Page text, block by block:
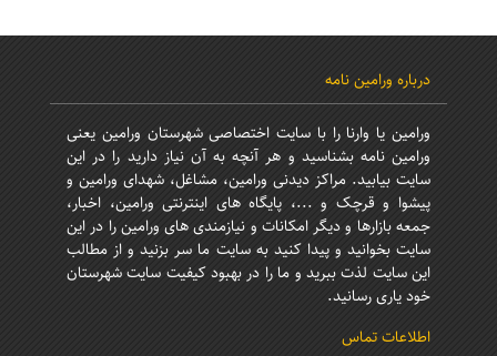
درباره ورامین نامه
ورامین یا وارنا را با سایت اختصاصی شهرستان ورامین یعنی
ورامین نامه بشناسید و هر آنچه به آن نیاز دارید را در این
سایت بیابید. مراکز دیدنی ورامین، مشاغل، شهدای ورامین و
پیشوا و قرچک و ...، پایگاه های اینترنتی ورامین، اخبار،
جمعه بازارها و دیگر امکانات و نیازمندی های ورامین را در این
سایت بخوانید و پیدا کنید به سایت ما سر بزنید و از مطالب
این سایت لذت ببرید و ما را در بهبود کیفیت سایت شهرستان
خود یاری رسانید.
اطلاعات تماس